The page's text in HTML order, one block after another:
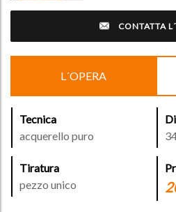
CONTATTA
L´OPERA
Tecnica
acquerello puro
Tiratura
pezzo unico